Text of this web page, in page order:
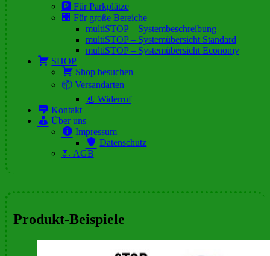
🅿️ Für Parkplätze
🏢 Für große Bereiche
multiSTOP – Systembeschreibung
multiSTOP – Systemübersicht Standard
multiSTOP – Systemübersicht Economy
SHOP
Shop besuchen
📦 Versandarten
📃 Widerruf
Kontakt
Über uns
Impressum
Datenschutz
📃 AGB
Produkt-Beispiele